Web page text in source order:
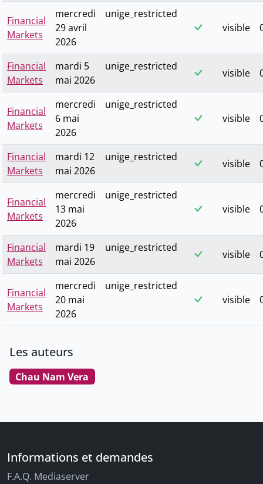
Financial
Markets
mercredi
29 avril
2026
unige_restricted
visible
Financial
Markets
mardi 5
mai 2026
unige_restricted
visible
Financial
Markets
mercredi
6 mai
2026
unige_restricted
visible
Financial
Markets
mardi 12
mai 2026
unige_restricted
visible
Financial
Markets
mercredi
13 mai
2026
unige_restricted
visible
Financial
Markets
mardi 19
mai 2026
unige_restricted
visible
Financial
Markets
mercredi
20 mai
2026
unige_restricted
visible
Les auteurs
Chau Nam Vera
Informations et demandes
F.A.Q. Mediaserver